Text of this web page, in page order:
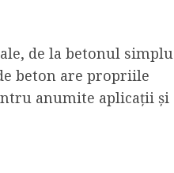
de la betonul simplu
beton are propriile
anumite aplicații și